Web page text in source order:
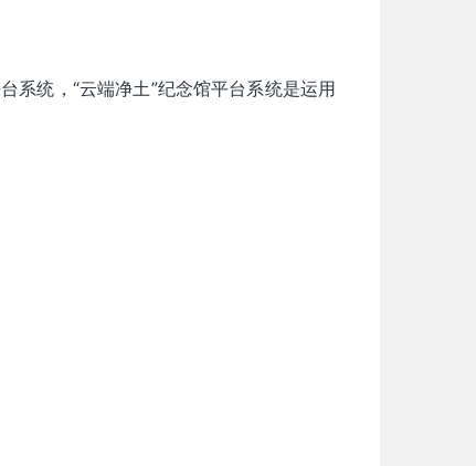
统，“云端净土”纪念馆平台系统是运用